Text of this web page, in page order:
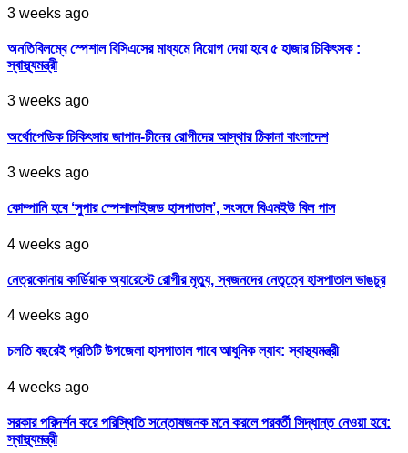
3 weeks ago
অনতিবিলম্বে স্পেশাল বিসিএসের মাধ্যমে নিয়োগ দেয়া হবে ৫ হাজার চিকিৎসক :
স্বাস্থ্যমন্ত্রী
3 weeks ago
অর্থোপেডিক চিকিৎসায় জাপান-চীনের রোগীদের আস্থার ঠিকানা বাংলাদেশ
3 weeks ago
কোম্পানি হবে ‘সুপার স্পেশালাইজড হাসপাতাল’, সংসদে বিএমইউ বিল পাস
4 weeks ago
নেত্রকোনায় কার্ডিয়াক অ্যারেস্টে রোগীর মৃত্যু, স্বজনদের নেতৃত্বে হাসপাতাল ভাঙচুর
4 weeks ago
চলতি বছরেই প্রতিটি উপজেলা হাসপাতাল পাবে আধুনিক ল্যাব: স্বাস্থ্যমন্ত্রী
4 weeks ago
সরকার পরিদর্শন করে পরিস্থিতি সন্তোষজনক মনে করলে পরবর্তী সিদ্ধান্ত নেওয়া হবে:
স্বাস্থ্যমন্ত্রী